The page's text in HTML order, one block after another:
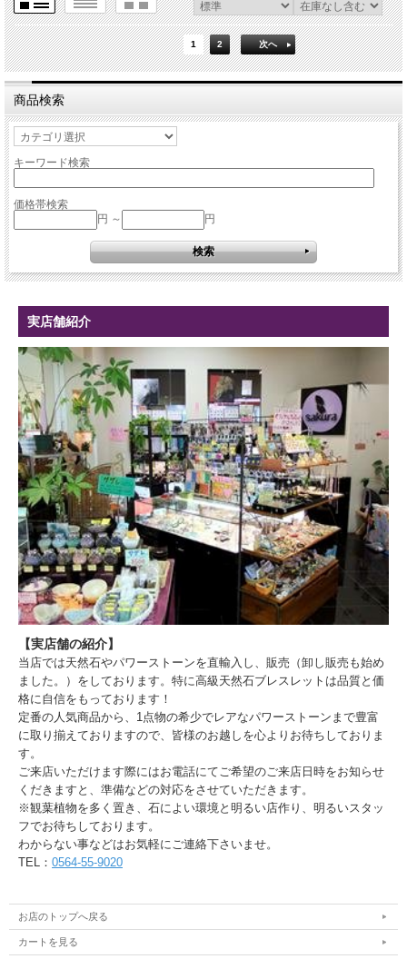
1 2 次へ
商品検索
キーワード検索
価格帯検索
円 ～
円
実店舗紹介
【実店舗の紹介】
当店では天然石やパワーストーンを直輸入し、販売（卸し販売も始め
ました。）をしております。特に高級天然石ブレスレットは品質と価
格に自信をもっております！
定番の人気商品から、1点物の希少でレアなパワーストーンまで豊富
に取り揃えておりますので、皆様のお越しを心よりお待ちしておりま
す。
ご来店いただけます際にはお電話にてご希望のご来店日時をお知らせ
くだきますと、準備などの対応をさせていただきます。
※観葉植物を多く置き、石によい環境と明るい店作り、明るいスタッ
フでお待ちしております。
わからない事などはお気軽にご連絡下さいませ。
TEL： 0564-55-9020
お店のトップへ戻る
カートを見る